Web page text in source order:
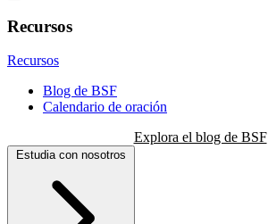
Recursos
Recursos
Blog de BSF
Calendario de oración
Explora el blog de BSF
Estudia con nosotros